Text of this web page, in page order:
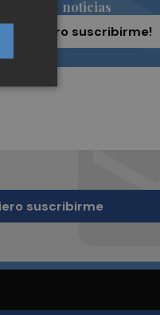
noticias
¡Quiero suscribirme!
suscribirme